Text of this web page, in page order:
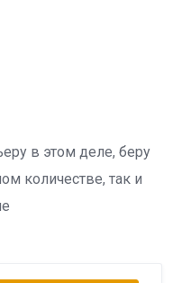
в этом деле, беру
количестве, так и